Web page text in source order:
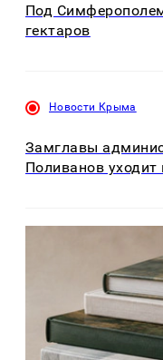
Под
гектаров
Новости Крыма
Замглавы
Поливанов уходит